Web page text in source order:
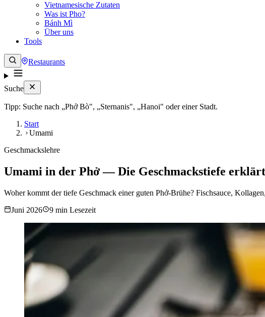
Vietnamesische Zutaten
Was ist Pho?
Bánh Mì
Über uns
Tools
Restaurants
Suche
Tipp: Suche nach „Phở Bò", „Sternanis", „Hanoi" oder einer Stadt.
Start
Umami
Geschmackslehre
Umami in der Phở — Die Geschmackstiefe erklärt
Woher kommt der tiefe Geschmack einer guten Phở-Brühe? Fischsauce,
Juni 2026
9 min Lesezeit